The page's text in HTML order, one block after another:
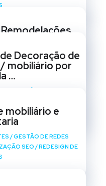
SEO/ REDESIGN DE
Decoração de
mobiliário por
…
mobiliário e
/GESTÃO DE REDES
SEO /REDESIGN DE